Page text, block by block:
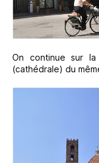
On continue sur
(cathédrale) du